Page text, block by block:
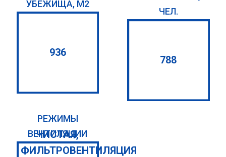
УБЕЖИЩА, М2
936
ЧЕЛ.
788
РЕЖИМЫ
ВЕНТИЛЯЦИИ
ЧИСТАЯ,
ФИЛЬТРОВЕНТИЛЯЦИЯ